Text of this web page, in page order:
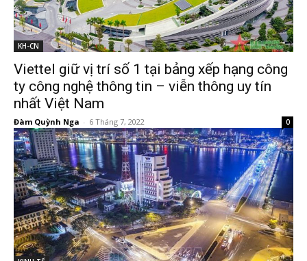
KH-CN
Viettel giữ vị trí số 1 tại bảng xếp hạng công
ty công nghệ thông tin – viễn thông uy tín
nhất Việt Nam
Đàm Quỳnh Nga - 6 Tháng 7, 2022 0